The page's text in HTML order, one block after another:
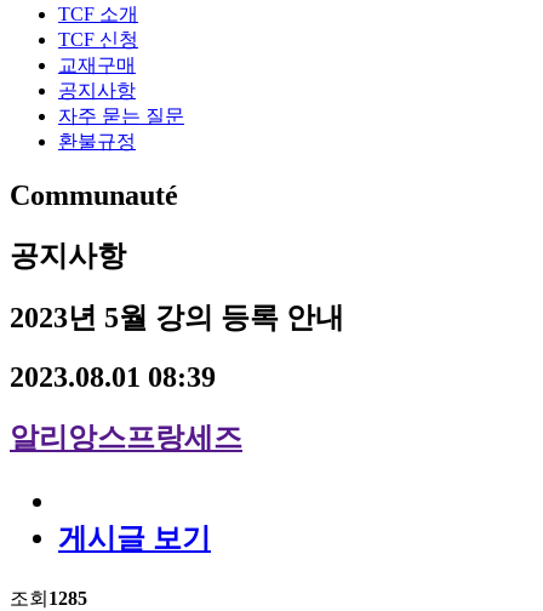
TCF 소개
TCF 신청
교재구매
공지사항
자주 묻는 질문
환불규정
Communauté
공지사항
2023년 5월 강의 등록 안내
2023.08.01 08:39
알리앙스프랑세즈
게시글 보기
조회 1285